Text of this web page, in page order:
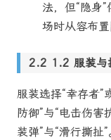
法，但“隐身
场时从容布置
1.2 服装与
服装选择“幸存者”
防御”与“电击伤害
装弹”与“滑行撕扯